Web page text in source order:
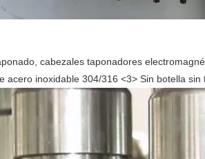
cabezales taponadores
acero inoxidable 304/316 <3> Sin botella